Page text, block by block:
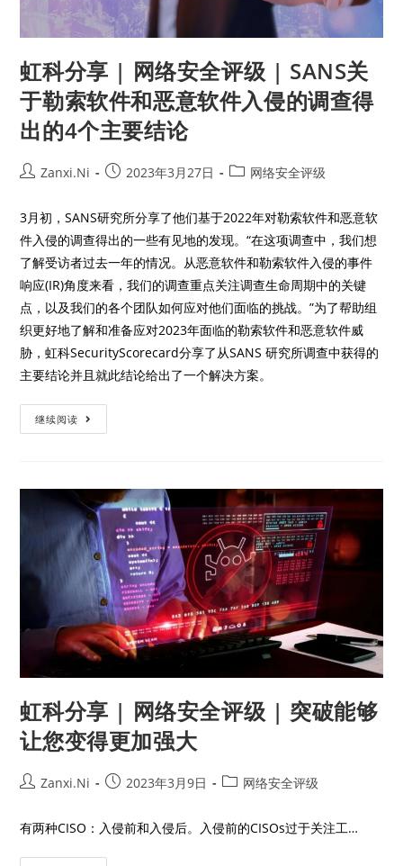
虹科分享 | 网络安全评级 | SANS关
于勒索软件和恶意软件入侵的调查得
出的4个主要结论
Zanxi.Ni 2023年3月27日 网络安全评级
3月初，SANS研究所分享了他们基于2022年对勒索软件和恶意软
件入侵的调查得出的一些有见地的发现。“在这项调查中，我们想
了解受访者过去一年的情况。从恶意软件和勒索软件入侵的事件
响应(IR)角度来看，我们的调查重点关注调查生命周期中的关键
点，以及我们的各个团队如何应对他们面临的挑战。”为了帮助组
织更好地了解和准备应对2023年面临的勒索软件和恶意软件威
胁，虹科SecurityScorecard分享了从SANS 研究所调查中获得的
主要结论并且就此结论给出了一个解决方案。
继续阅读
虹科分享 | 网络安全评级 | 突破能够
让您变得更加强大
Zanxi.Ni 2023年3月9日 网络安全评级
有两种CISO：入侵前和入侵后。入侵前的CISOs过于关注工…